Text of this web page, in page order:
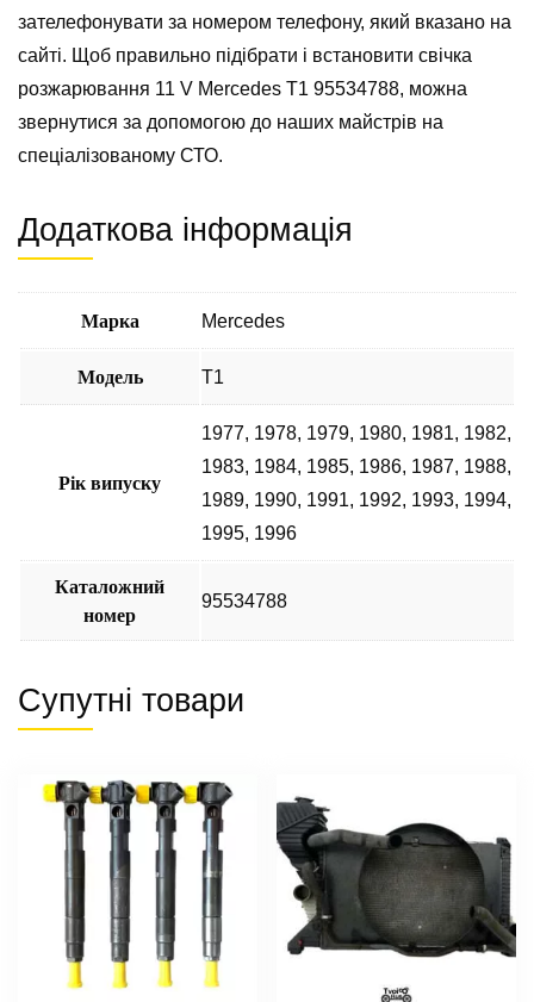
зателефонувати за номером телефону, який вказано на
сайті. Щоб правильно підібрати і встановити свічка
розжарювання 11 V Mercedes T1 95534788, можна
звернутися за допомогою до наших майстрів на
спеціалізованому СТО.
Додаткова інформація
Марка Mercedes
Модель T1
Рік випуску
1977, 1978, 1979, 1980, 1981, 1982,
1983, 1984, 1985, 1986, 1987, 1988,
1989, 1990, 1991, 1992, 1993, 1994,
1995, 1996
Каталожний
номер
95534788
Супутні товари